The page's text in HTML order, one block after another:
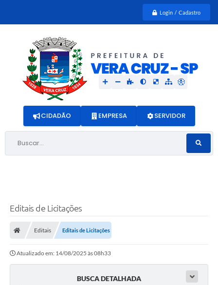
Login / Cadastro
Buscar...
CIDADÃO EMPRESA SERVIDOR
Editais de Licitações
Editais Editais de Licitações
Atualizado em: 14/08/2025 às 08h33
BUSCA DETALHADA